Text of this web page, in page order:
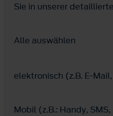
Sie in unserer
Alle auswählen
elektronisch (z.B. E-
Mobil (z.B.: Handy,